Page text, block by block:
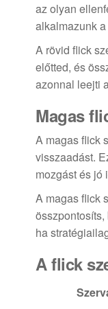
az olyan
alkalmazunk
A rövid flick
előtted, és
azonnal leejti
Magas
A magas flick
visszaadást.
mozgást és jó
A magas flick
ha
A flick